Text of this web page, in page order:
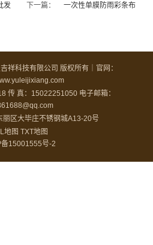
发 下一篇： 一次性单膜防雨彩条布
祥科技有限公司 版权所有｜官网：
传 真：15022251050 电子邮箱：
丽区大毕庄不锈钢城A13-20号
地图 TXT地图
15001555号-2